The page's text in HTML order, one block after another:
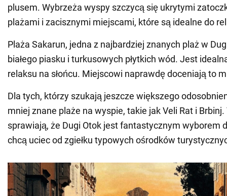
plusem. Wybrzeża wyspy szczycą się ukrytymi
plażami i zacisznymi miejscami, które są idealne do
Plaża Sakarun, jedna z najbardziej znanych plaż w
białego piasku i turkusowych płytkich wód. Jest
relaksu na słońcu. Miejscowi naprawdę doceniają to
Dla tych, którzy szukają jeszcze większego
mniej znane plaże na wyspie, takie jak Veli Rat i Brbinj.
sprawiają, że Dugi Otok jest fantastycznym wyborem
chcą uciec od zgiełku typowych ośrodków